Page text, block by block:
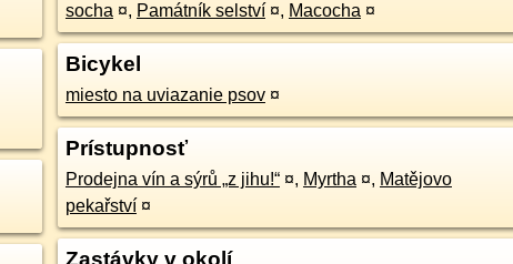
socha ¤, Památník selství ¤, Macocha ¤
Bicykel
miesto na uviazanie psov ¤
Prístupnosť
Prodejna vín a sýrů „z jihu!“ ¤, Myrtha ¤, Matějovo
pekařství ¤
Zastávky v okolí